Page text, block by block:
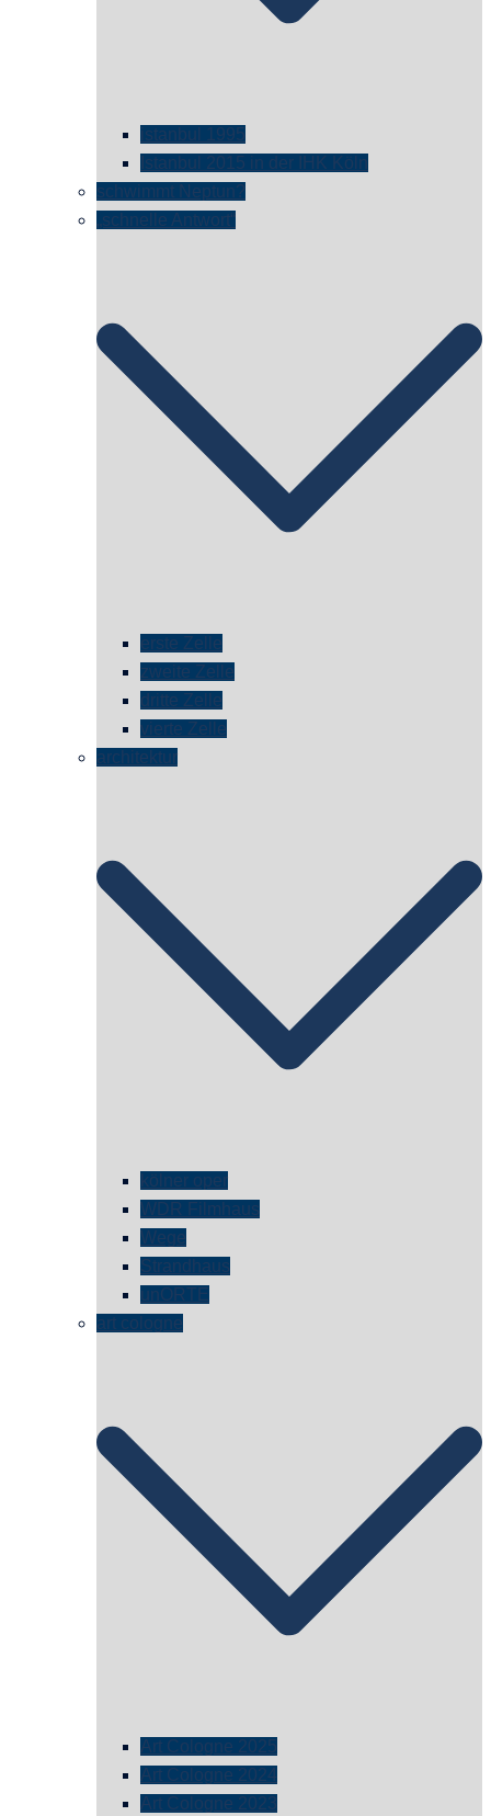
istanbul 1995
Istanbul 2015 in der IHK Köln
schwimmt Neptun?
„schnelle Antwort“
erste Zelle
zweite Zelle
dritte Zelle
vierte Zelle
architektur
kölner oper
WDR Filmhaus
Wege
Strandhaus
unORTE
art cologne
Art Cologne 2025
Art Cologne 2024
Art Cologne 2023